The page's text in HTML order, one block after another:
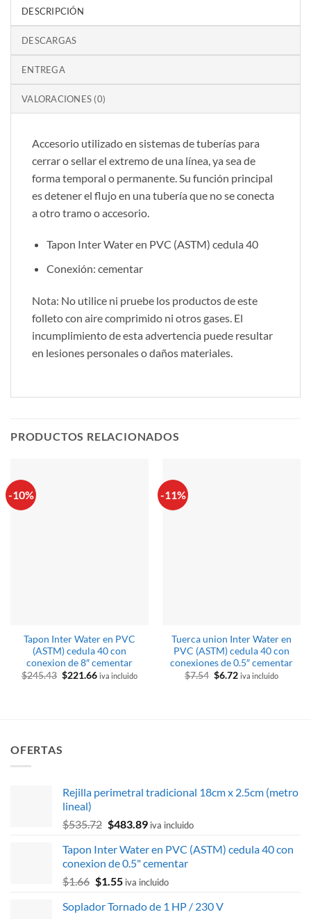
DESCRIPCIÓN
DESCARGAS
ENTREGA
VALORACIONES (0)
Accesorio utilizado en sistemas de tuberías para
cerrar o sellar el extremo de una línea, ya sea de
forma temporal o permanente. Su función principal
es detener el flujo en una tubería que no se conecta
a otro tramo o accesorio.
Tapon Inter Water en PVC (ASTM) cedula 40
Conexión: cementar
Nota: No utilice ni pruebe los productos de este
folleto con aire comprimido ni otros gases. El
incumplimiento de esta advertencia puede resultar
en lesiones personales o daños materiales.
PRODUCTOS RELACIONADOS
-10%
Tapon Inter Water en PVC
(ASTM) cedula 40 con
conexion de 8″ cementar
$245.43 El
$221.66Eliva incluido
-11%
Tuerca union Inter Water en
PVC (ASTM) cedula 40 con
conexiones de 0.5″ cementar
$7.54 El
$6.72Eliva incluido
OFERTAS
Rejilla perimetral tradicional 18cm x 2.5cm (metro
lineal)
$535.72 El
original
era:
$535.72.
$483.89El
actual
es:
$483.89.
iva incluido
Tapon Inter Water en PVC (ASTM) cedula 40 con
conexion de 0.5" cementar
$1.66 El
original
$1.55El
actual
iva incluido
Soplador Tornado de 1 HP / 230 V